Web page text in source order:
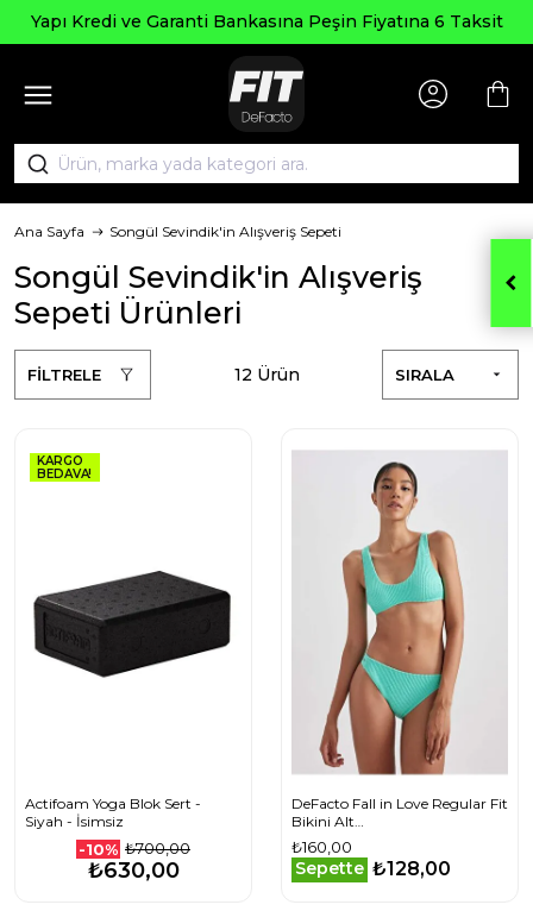
Fiyatına 6 Taksit
Ana Sayfa Songül Sevindik'in Alışveriş Sepeti
Songül Sevindik'in Alışveriş
Sepeti Ürünleri
FİLTRELE SIRALA
12 Ürün
KARGO
BEDAVA!
Actifoam Yoga Blok Sert -
Siyah - İsimsiz
-10% ₺700,00
₺630,00
DeFacto Fall in Love Regular Fit
Bikini Alt
B0269AX23HSGN1205
₺160,00
Sepette ₺128,00